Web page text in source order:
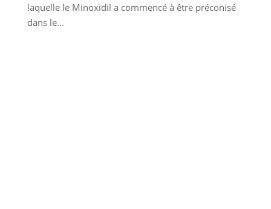
laquelle le Minoxidil a commencé à être préconisé
dans le...